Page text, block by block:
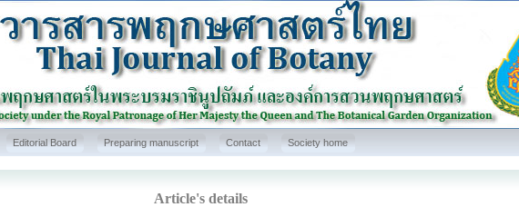
Editorial Board Preparing manuscript Contact Society home
Article's details